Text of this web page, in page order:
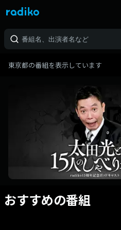
東京都の番組を表示しています
おすすめの番組